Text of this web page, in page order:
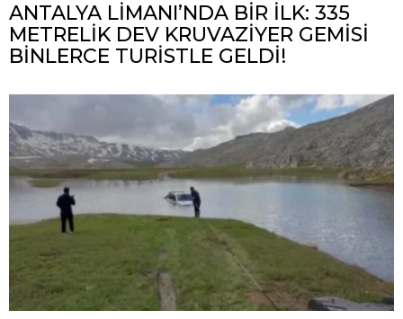
ANTALYA LİMANI’NDA BİR İLK: 335
METRELİK DEV KRUVAZİYER GEMİSİ
BİNLERCE TURİSTLE GELDİ!